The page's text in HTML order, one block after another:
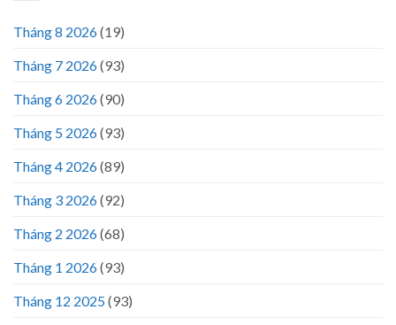
Tháng 8 2026(19)
Tháng 7 2026(93)
Tháng 6 2026(90)
Tháng 5 2026(93)
Tháng 4 2026(89)
Tháng 3 2026(92)
Tháng 2 2026(68)
Tháng 1 2026(93)
Tháng 12 2025(93)